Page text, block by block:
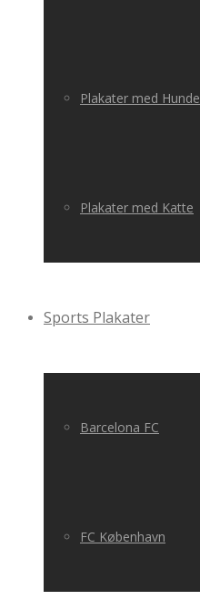
Plakater med Hunde
Plakater med Katte
Sports Plakater
Barcelona FC
FC København